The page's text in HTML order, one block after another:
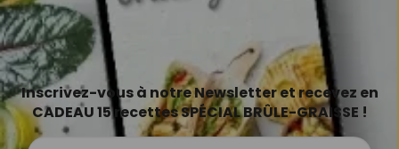
Inscrivez-vous à notre Newsletter et recevez en
CADEAU 15 recettes SPÉCIAL BRÛLE-GRAISSE !